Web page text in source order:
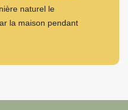
naturel le
la maison pendant